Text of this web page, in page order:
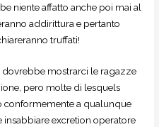
niente affatto anche poi mai al
addirittura e pertanto
truffati!
dovrebbe mostrarci le ragazze
pero molte di lesquels
conformemente a qualunque
excretion operatore